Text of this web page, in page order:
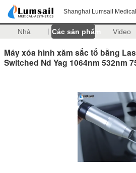
Shanghai Lumsail
Nhà Các sản phẩm Video
Máy xóa hình xăm sắc tố bằng
Switched Nd Yag 1064nm 532nm